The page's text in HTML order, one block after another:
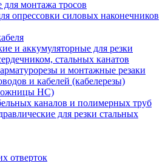
монтажа тросов
опрессовки силовых наконечников
и аккумуляторные для резки
стальных канатов
и монтажные резаки
и кабелей (кабелерезы)
НС)
каналов и полимерных труб
для резки стальных
отверток